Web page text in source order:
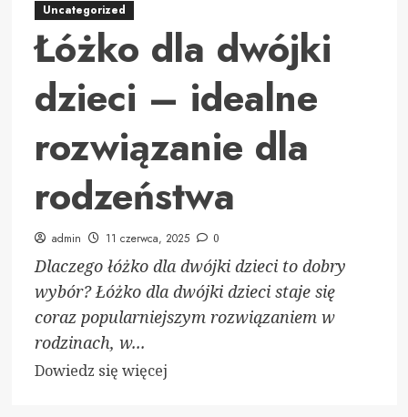
Uncategorized
Łóżko dla dwójki
dzieci – idealne
rozwiązanie dla
rodzeństwa
admin 11 czerwca, 2025 0
Dlaczego łóżko dla dwójki dzieci to dobry
wybór? Łóżko dla dwójki dzieci staje się
coraz popularniejszym rozwiązaniem w
rodzinach, w...
Dowiedz się więcejDowiedz